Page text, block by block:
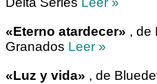
«Eterno atardecer» , de
Granados Leer »
«Luz y vida» , de